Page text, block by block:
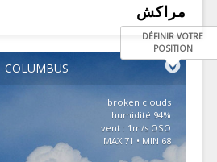
مراكش
COLUMBUS
DÉFINIR VOTRE
POSITION
broken clouds
94% humidité
vent : 1m/s OSO
MAX 71 • MIN 68